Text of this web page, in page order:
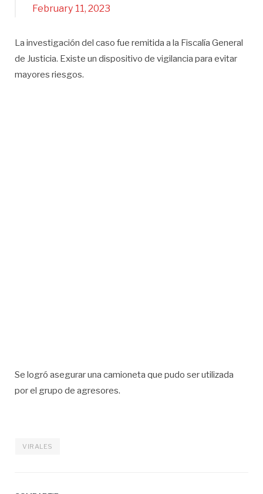
February 11, 2023
La investigación del caso fue remitida a la Fiscalía General
de Justicia. Existe un dispositivo de vigilancia para evitar
mayores riesgos.
Se logró asegurar una camioneta que pudo ser utilizada
por el grupo de agresores.
VIRALES